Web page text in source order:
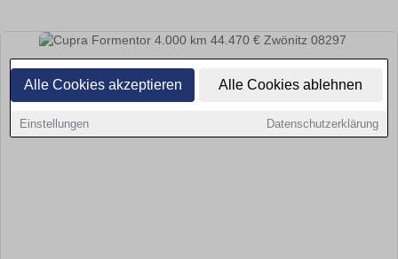
Alle Cookies akzeptieren Alle Cookies ablehnen
Einstellungen Datenschutzerklärung